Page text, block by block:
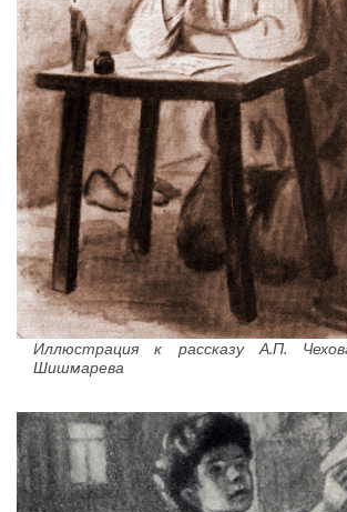
Иллюстрация к рассказу А.П.
Шишмарева